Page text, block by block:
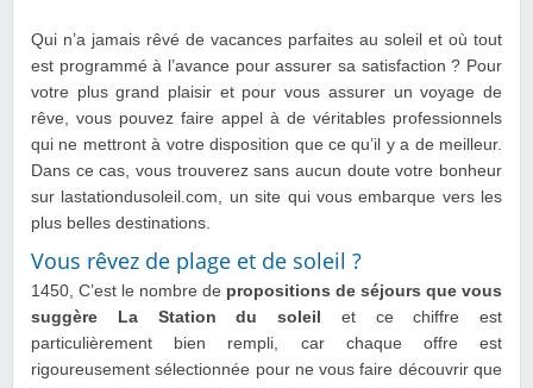
Qui n’a jamais rêvé de vacances parfaites au soleil et où tout
est programmé à l’avance pour assurer sa satisfaction ? Pour
votre plus grand plaisir et pour vous assurer un voyage de
rêve, vous pouvez faire appel à de véritables professionnels
qui ne mettront à votre disposition que ce qu’il y a de meilleur.
Dans ce cas, vous trouverez sans aucun doute votre bonheur
sur lastationdusoleil.com, un site qui vous embarque vers les
plus belles destinations.
Vous rêvez de plage et de soleil ?
1450, C’est le nombre de propositions de séjours que vous
suggère La Station du soleil
et ce chiffre est
particulièrement bien rempli, car chaque offre est
rigoureusement sélectionnée pour ne vous faire découvrir que